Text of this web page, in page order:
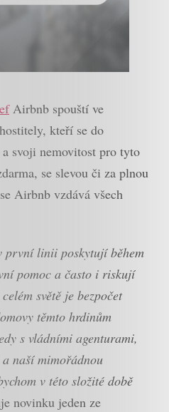
Airbnb spouští ve
kteří se do
svoji nemovitost pro tyto
se slevou či za plnou
Airbnb vzdává všech
linii poskytují během
pomoc a často i riskují
světě je bezpočet
těmto hrdinům
s vládními agenturami,
naší mimořádnou
v této složité době
novinku jeden ze